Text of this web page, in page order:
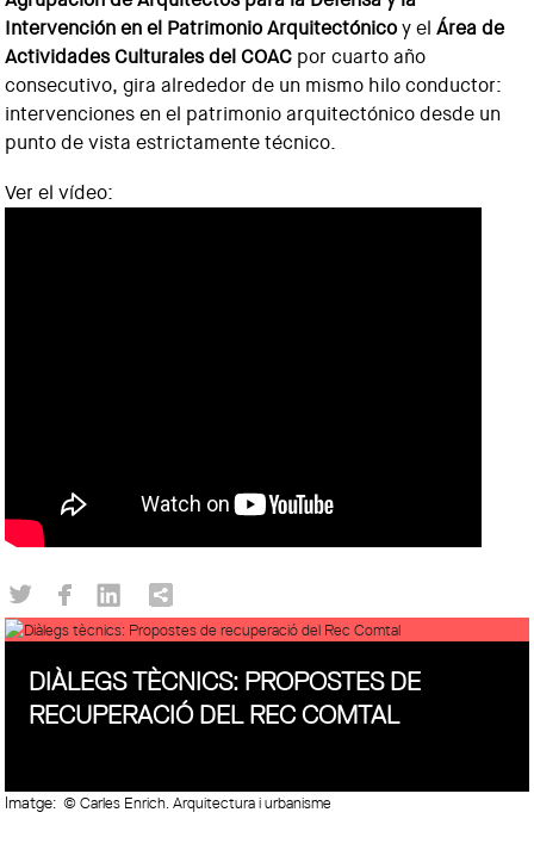
Intervención en el Patrimonio Arquitectónicoy elÁrea de
Actividades Culturales del COAC por cuarto año
consecutivo, gira alrededor de un mismo hilo conductor:
intervenciones en el patrimonio arquitectónico desde un
punto de vista estrictamente técnico.
Ver el vídeo:
DIÀLEGS TÈCNICS: PROPOSTES DE
RECUPERACIÓ DEL REC COMTAL
Imatge: © Carles Enrich. Arquitectura i urbanisme